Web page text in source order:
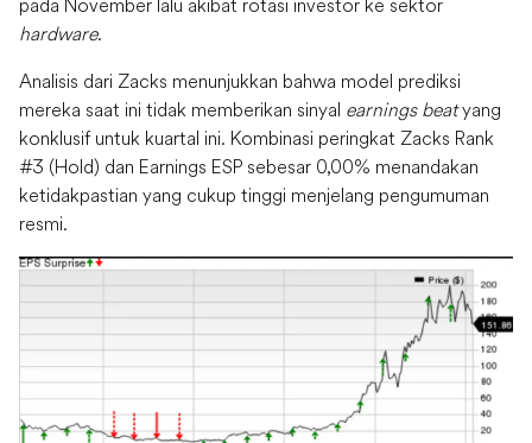
pada November lalu akibat rotasi investor ke sektor
hardware.
Analisis dari Zacks menunjukkan bahwa model prediksi
mereka saat ini tidak memberikan sinyal earnings beatyang
konklusif untuk kuartal ini. Kombinasi peringkat Zacks Rank
#3 (Hold) dan Earnings ESP sebesar 0,00% menandakan
ketidakpastian yang cukup tinggi menjelang pengumuman
resmi.